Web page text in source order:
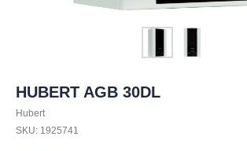
HUBERT AGB 30DL
Hubert
SKU: 1925741